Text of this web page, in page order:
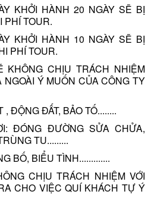
KHỞI HÀNH 20 NGÀY SẼ BỊ
PHÍ TOUR.
KHỞI HÀNH 10 NGÀY SẼ BỊ
PHÍ TOUR.
KHÔNG CHỊU TRÁCH NHIỆM
Ý MUỐN CỦA CÔNG TY
, ĐỘNG ĐẤT, BẢO TỐ........
ĐÓNG ĐƯỜNG SỬA CHỬA,
TU.........
BỐ, BIỂU TÌNH.............
CHỊU TRÁCH NHIỆM VỚI
CHO VIỆC QUÍ KHÁCH TỰ Ý